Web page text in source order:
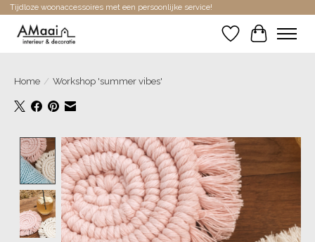
Tijdloze woonaccessoires met een persoonlijke service!
Verlanglijst
Home / Workshop 'summer vibes'
Product image slideshow Items